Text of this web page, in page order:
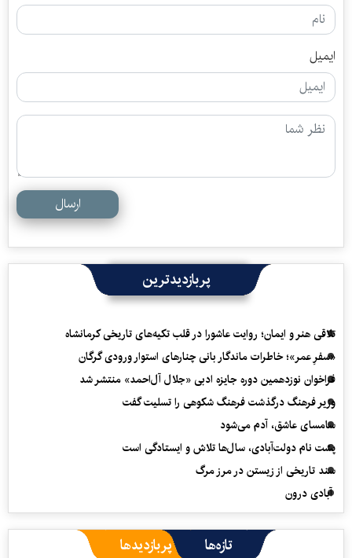
ایمیل
ارسال
پربازدیدترین
تلاقی هنر و ایمان؛ روایت عاشورا در قلب تکیه‌های تاریخی کرمانشاه
«سفرِ عمر»؛ خاطرات ماندگار بانی چنارهای استوار ورودی گرگان
فراخوان نوزدهمین دوره جایزه ادبی «جلال آل‌احمد» منتشر شد
وزیر فرهنگ درگذشت فرهنگ شکوهی را تسلیت گفت
سامسای عاشق، آدم می‌شود
پشت نام دولت‌آبادی، سال‌ها تلاش و ایستادگی است
سند تاریخی از زیستن در مرز مرگ
آبادی درون
تازه‌ها پربازدیدها